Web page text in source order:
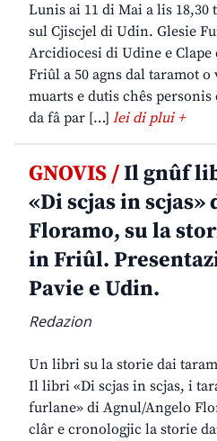
Lunis ai 11 di Mai a lis 18,30
sul Cjiscjel di Udin. Glesie
Arcidiocesi di Udine e
Friûl a 50 agns dal taramot
muarts e dutis chês personis
da fâ par […] lei di plui +
GNOVIS /Il gnûf
«Di scjas in scjas»
Floramo, su la
in Friûl.
Pavie e Udin.
Redazion
Un libri su la storie dai
Il libri «Di scjas in scjas, i
furlane» di Agnul/Angelo
clâr e cronologjic la storie